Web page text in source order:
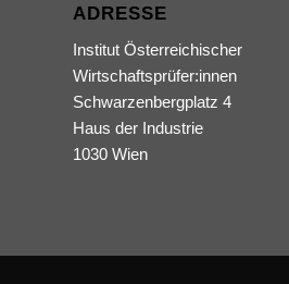
ADRESSE
Institut Österreichischer
Wirtschaftsprüfer:innen
Schwarzenbergplatz 4
Haus der Industrie
1030 Wien